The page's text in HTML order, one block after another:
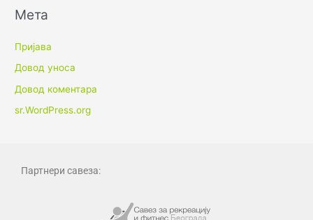
Мета
Пријава
Довод уноса
Довод коментара
sr.WordPress.org
Партнери савеза: